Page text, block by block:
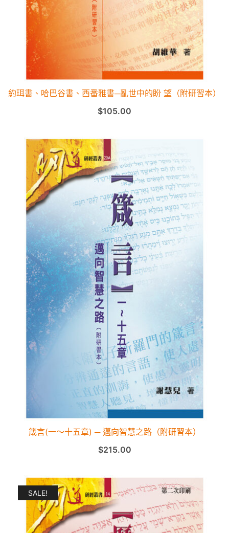
約珥書、哈巴谷書、西番雅書─亂世中的盼 望（附研習本）
$105.00
箴言(一～十五章) ─ 邁向智慧之路（附研習本）
$215.00
SALE!